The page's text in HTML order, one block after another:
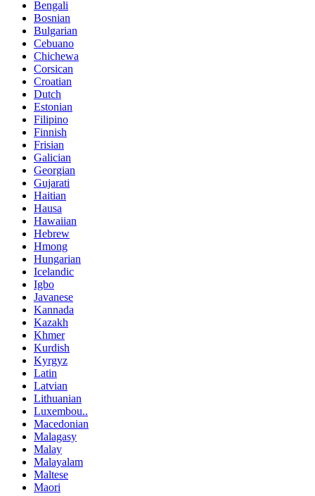
Bengali
Bosnian
Bulgarian
Cebuano
Chichewa
Corsican
Croatian
Dutch
Estonian
Filipino
Finnish
Frisian
Galician
Georgian
Gujarati
Haitian
Hausa
Hawaiian
Hebrew
Hmong
Hungarian
Icelandic
Igbo
Javanese
Kannada
Kazakh
Khmer
Kurdish
Kyrgyz
Latin
Latvian
Lithuanian
Luxembou..
Macedonian
Malagasy
Malay
Malayalam
Maltese
Maori